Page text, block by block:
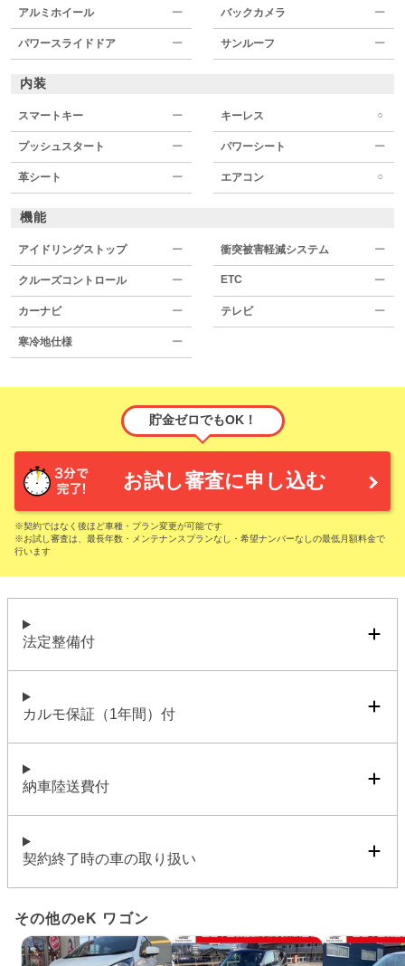
アルミホイール ー バックカメラ ー
パワースライドドア ー サンルーフ ー
内装
スマートキー ー キーレス ○
プッシュスタート ー パワーシート ー
革シート ー エアコン ○
機能
アイドリングストップ ー 衝突被害軽減システム ー
クルーズコントロール ー ETC ー
カーナビ ー テレビ ー
寒冷地仕様 ー
貯金ゼロでもOK！
お試し審査に申し込む
※契約ではなく後ほど車種・プラン変更が可能です
※お試し審査は、最長年数・メンテナンスプランなし・希望ナンバーなしの最低月額料金で
行います
法定整備付
カルモ保証（1年間）付
納車陸送費付
契約終了時の車の取り扱い
その他のeK ワゴン